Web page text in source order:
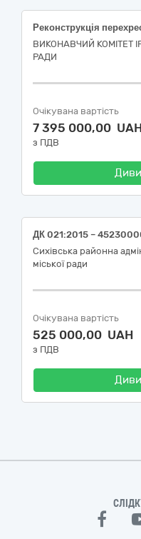
ВИКОНАВЧИЙ КОМІТЕТ
РАДИ
Очікувана вартість
7 395 000,00 UAH
з ПДВ
Сихівська районна
міської ради
Очікувана вартість
525 000,00 UAH
з ПДВ